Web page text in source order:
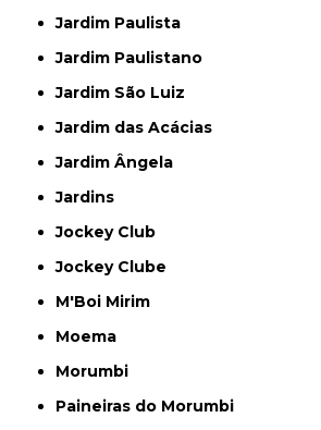
Jardim Paulista
Jardim Paulistano
Jardim São Luiz
Jardim das Acácias
Jardim Ângela
Jardins
Jockey Club
Jockey Clube
M'Boi Mirim
Moema
Morumbi
Paineiras do Morumbi